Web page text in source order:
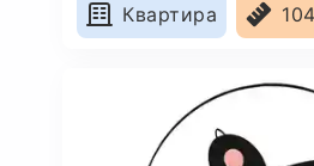
Квартира